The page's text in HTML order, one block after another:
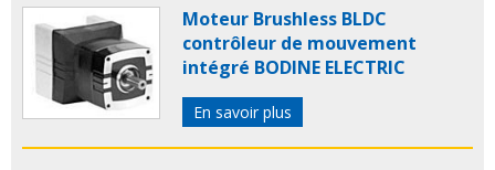
Moteur Brushless BLDC
contrôleur de mouvement
intégré BODINE ELECTRIC
En savoir plus